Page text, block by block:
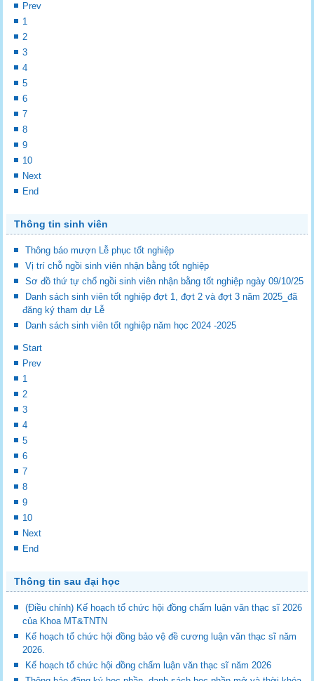
Prev
1
2
3
4
5
6
7
8
9
10
Next
End
Thông tin sinh viên
Thông báo mượn Lễ phục tốt nghiệp
Vị trí chỗ ngồi sinh viên nhận bằng tốt nghiệp
Sơ đồ thứ tự chổ ngồi sinh viên nhận bằng tốt nghiệp ngày 09/10/25
Danh sách sinh viên tốt nghiệp đợt 1, đợt 2 và đợt 3 năm 2025_đã
đăng ký tham dự Lễ
Danh sách sinh viên tốt nghiệp năm học 2024 -2025
Start
Prev
1
2
3
4
5
6
7
8
9
10
Next
End
Thông tin sau đại học
(Điều chỉnh) Kế hoạch tổ chức hội đồng chấm luận văn thạc sĩ 2026
của Khoa MT&TNTN
Kế hoạch tổ chức hội đồng bảo vệ đề cương luận văn thạc sĩ năm
2026.
Kế hoạch tổ chức hội đồng chấm luận văn thạc sĩ năm 2026